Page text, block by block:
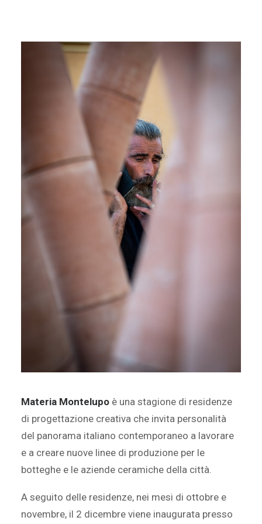
Materia Montelupo è una stagione di residenze
di progettazione creativa che invita personalità
del panorama italiano contemporaneo a lavorare
e a creare nuove linee di produzione per le
botteghe e le aziende ceramiche della città.
A seguito delle residenze, nei mesi di ottobre e
novembre, il 2 dicembre viene inaugurata presso